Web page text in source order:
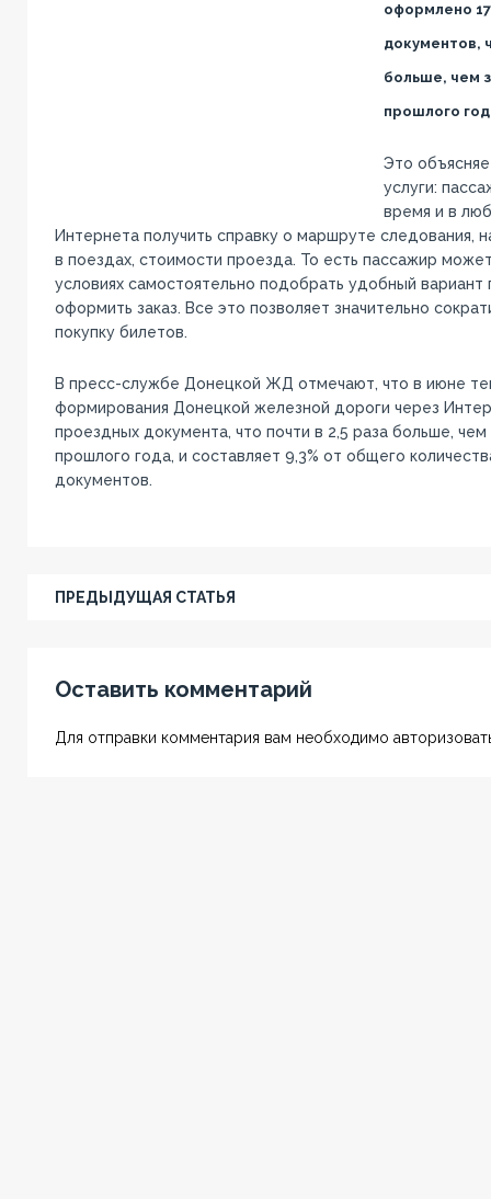
оформлено
документов,
больше, чем
прошлого
Это
услуги:
время и в
Интернета получить справку о маршруте следования,
в поездах, стоимости проезда. То есть пассажир
условиях самостоятельно подобрать удобный вариант
оформить заказ. Все это позволяет значительно
покупку билетов.
В пресс-службе Донецкой ЖД отмечают, что в июне
формирования Донецкой железной дороги через
проездных документа, что почти в 2,5 раза больше,
прошлого года, и составляет 9,3% от общего
документов.
ПРЕДЫДУЩАЯ СТАТЬЯ
Оставить комментарий
Для отправки комментария вам необходимо